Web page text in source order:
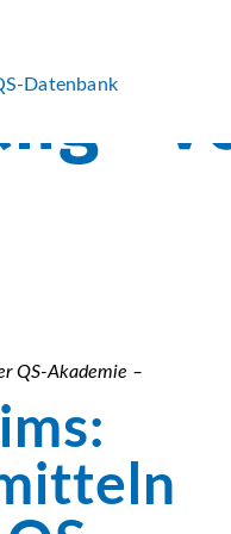
Datenbank
QS-Akademie –